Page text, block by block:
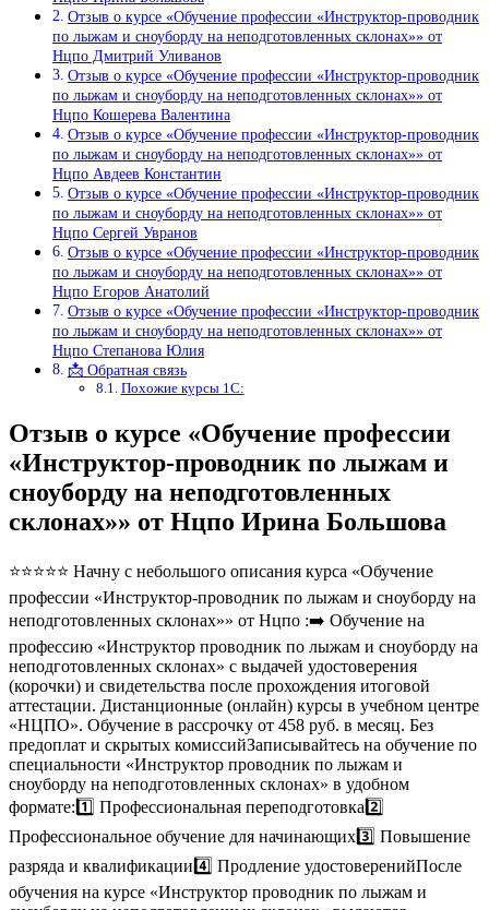
Отзыв о курсе «Обучение профессии «Инструктор-проводник
по лыжам и сноуборду на неподготовленных склонах»» от
Нцпо Дмитрий Уливанов
Отзыв о курсе «Обучение профессии «Инструктор-проводник
по лыжам и сноуборду на неподготовленных склонах»» от
Нцпо Кошерева Валентина
Отзыв о курсе «Обучение профессии «Инструктор-проводник
по лыжам и сноуборду на неподготовленных склонах»» от
Нцпо Авдеев Константин
Отзыв о курсе «Обучение профессии «Инструктор-проводник
по лыжам и сноуборду на неподготовленных склонах»» от
Нцпо Сергей Увранов
Отзыв о курсе «Обучение профессии «Инструктор-проводник
по лыжам и сноуборду на неподготовленных склонах»» от
Нцпо Егоров Анатолий
Отзыв о курсе «Обучение профессии «Инструктор-проводник
по лыжам и сноуборду на неподготовленных склонах»» от
Нцпо Степанова Юлия
📩 Обратная связь
Похожие курсы 1С:
Отзыв о курсе «Обучение профессии
«Инструктор-проводник по лыжам и
сноуборду на неподготовленных
склонах»» от Нцпо Ирина Большова
⭐⭐⭐⭐⭐ Начну с небольшого описания курса «Обучение
профессии «Инструктор-проводник по лыжам и сноуборду на
неподготовленных склонах»» от Нцпо :➡️ Обучение на
профессию «Инструктор проводник по лыжам и сноуборду на
неподготовленных склонах» с выдачей удостоверения
(корочки) и свидетельства после прохождения итоговой
аттестации. Дистанционные (онлайн) курсы в учебном центре
«НЦПО». Обучение в рассрочку от 458 руб. в месяц. Без
предоплат и скрытых комиссийЗаписывайтесь на обучение по
специальности «Инструктор проводник по лыжам и
сноуборду на неподготовленных склонах» в удобном
формате:1️⃣ Профессиональная переподготовка2️⃣
Профессиональное обучение для начинающих3️⃣ Повышение
разряда и квалификации4️⃣ Продление удостоверенийПосле
обучения на курсе «Инструктор проводник по лыжам и